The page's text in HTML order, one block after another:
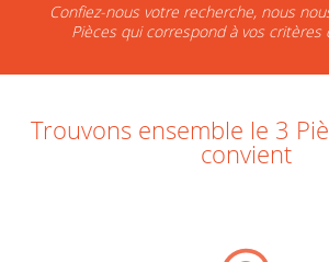
Confiez-nous votre recherche, nous
Pièces qui correspond à vos critères
Trouvons ensemble le 3
convient